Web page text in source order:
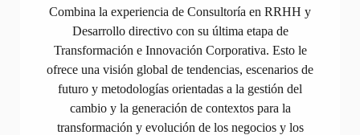
Combina la experiencia de Consultoría en RRHH y
Desarrollo directivo con su última etapa de
Transformación e Innovación Corporativa. Esto le
ofrece una visión global de tendencias, escenarios de
futuro y metodologías orientadas a la gestión del
cambio y la generación de contextos para la
transformación y evolución de los negocios y los